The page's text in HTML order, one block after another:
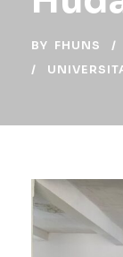
BY FHUNS